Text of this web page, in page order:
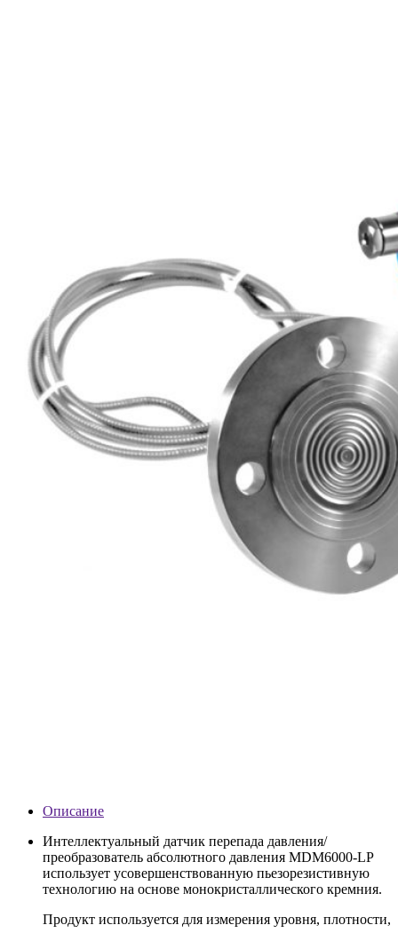
Описание
Интеллектуальный датчик перепада давления/
преобразователь абсолютного давления MDM6000-LP
использует усовершенствованную пьезорезистивную
технологию на основе монокристаллического кремния.
Продукт используется для измерения уровня, плотности,